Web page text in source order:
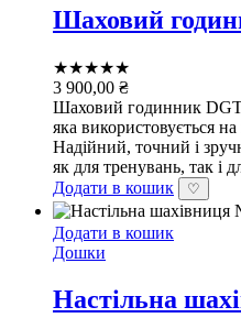
Шаховий
★★★★★
3 900,00 ₴
Шаховий годинник
яка використовується
Надійний, точний і
як для тренувань, так і
Додати в кошик
♡
Додати в кошик
Дошки
Настільна